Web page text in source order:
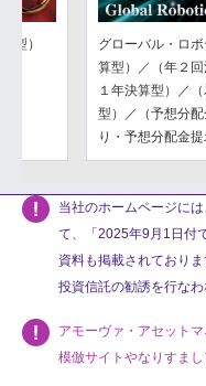
型）
グローバル・ロ
算型）／（年２
１年決算型）／
型）／（予想分
り・予想分配金提
当社のホームページに
て、「2025年9月1日付
資料も掲載されており
投資信託の勧誘を行なわ
アモーヴァ・アセット
模倣サイトやなりすま